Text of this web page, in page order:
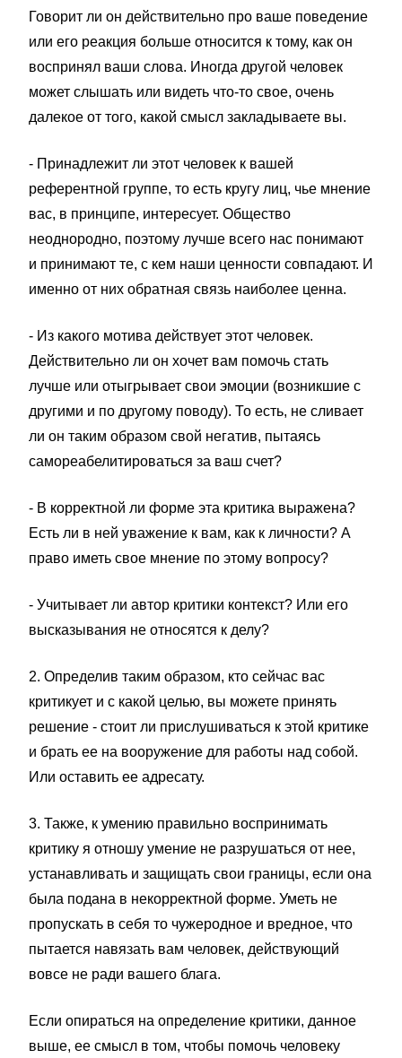
Говорит ли он действительно про ваше поведение
или его реакция больше относится к тому, как он
воспринял ваши слова. Иногда другой человек
может слышать или видеть что-то свое, очень
далекое от того, какой смысл закладываете вы.
- Принадлежит ли этот человек к вашей
референтной группе, то есть кругу лиц, чье мнение
вас, в принципе, интересует. Общество
неоднородно, поэтому лучше всего нас понимают
и принимают те, с кем наши ценности совпадают. И
именно от них обратная связь наиболее ценна.
- Из какого мотива действует этот человек.
Действительно ли он хочет вам помочь стать
лучше или отыгрывает свои эмоции (возникшие с
другими и по другому поводу). То есть, не сливает
ли он таким образом свой негатив, пытаясь
самореабелитироваться за ваш счет?
- В корректной ли форме эта критика выражена?
Есть ли в ней уважение к вам, как к личности? А
право иметь свое мнение по этому вопросу?
- Учитывает ли автор критики контекст? Или его
высказывания не относятся к делу?
2. Определив таким образом, кто сейчас вас
критикует и с какой целью, вы можете принять
решение - стоит ли прислушиваться к этой критике
и брать ее на вооружение для работы над собой.
Или оставить ее адресату.
3. Также, к умению правильно воспринимать
критику я отношу умение не разрушаться от нее,
устанавливать и защищать свои границы, если она
была подана в некорректной форме. Уметь не
пропускать в себя то чужеродное и вредное, что
пытается навязать вам человек, действующий
вовсе не ради вашего блага.
Если опираться на определение критики, данное
выше, ее смысл в том, чтобы помочь человеку